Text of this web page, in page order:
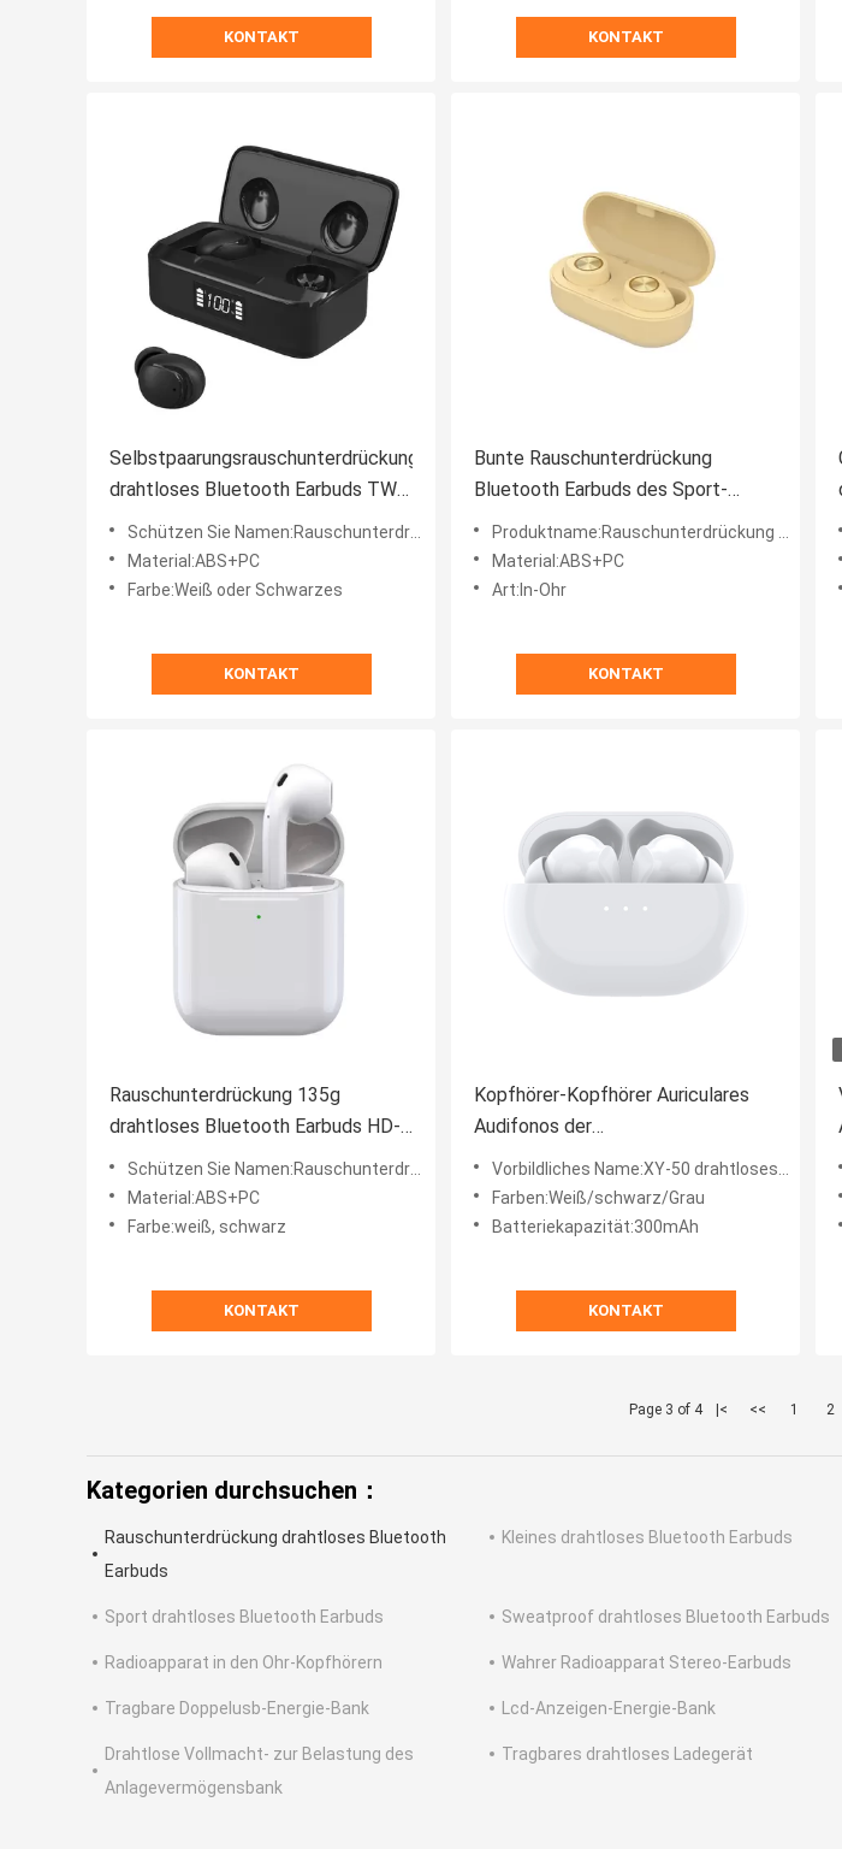
KONTAKT KONTAKT
Selbstpaarungsrauschunterdrückung
drahtloses Bluetooth Earbuds TWS
FCC RoHs
Schützen Sie Namen:Rauschunterdrückung drahtloses Bluetooth Earbuds
Material:ABS+PC
Farbe:Weiß oder Schwarzes
KONTAKT
Bunte Rauschunterdrückung
Bluetooth Earbuds des Sport-
TW60
Produktname:Rauschunterdrückung drahtloses Bluetooth Earbuds
Material:ABS+PC
Art:In-Ohr
KONTAKT
Rauschunterdrückung 135g
drahtloses Bluetooth Earbuds HD-
Stereolithographie Airpods 2
Schützen Sie Namen:Rauschunterdrückung drahtloses Bluetooth Earbuds
Material:ABS+PC
Farbe:weiß, schwarz
KONTAKT
Kopfhörer-Kopfhörer Auriculares
Audifonos der
Rauschunterdrückungs-XY-50
drahtloser drahtloser Kopfhörer
Earbuds
Vorbildliches Name:XY-50 drahtloses Bluetooth Earbudz
Farben:Weiß/schwarz/Grau
Batteriekapazität:300mAh
KONTAKT
Page 3 of 4 |< << 1 2
Kategorien durchsuchen：
Rauschunterdrückung drahtloses Bluetooth
Earbuds
Kleines drahtloses Bluetooth Earbuds
Sport drahtloses Bluetooth Earbuds Sweatproof drahtloses Bluetooth Earbuds
Radioapparat in den Ohr-Kopfhörern Wahrer Radioapparat Stereo-Earbuds
Tragbare Doppelusb-Energie-Bank Lcd-Anzeigen-Energie-Bank
Drahtlose Vollmacht- zur Belastung des
Anlagevermögensbank
Tragbares drahtloses Ladegerät